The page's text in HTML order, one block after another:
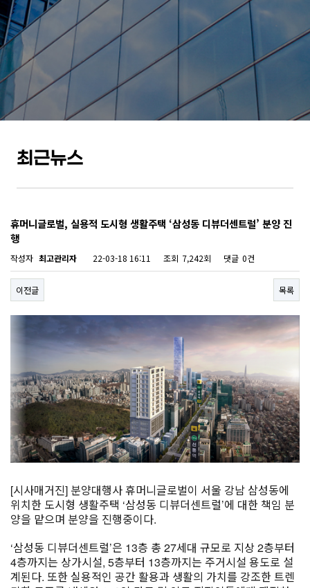
최근뉴스
휴머니글로벌, 실용적 도시형 생활주택 ‘삼성동 디뷰더센트럴’ 분양 진
행
작성자 최고관리자 22-03-18 16:11 조회 7,242회 댓글 0건
이전글 목록
[시사매거진] 분양대행사 휴머니글로벌이 서울 강남 삼성동에
위치한 도시형 생활주택 ‘삼성동 디뷰더센트럴’에 대한 책임 분
양을 맡으며 분양을 진행중이다.
‘삼성동 디뷰더센트럴’은 13층 총 27세대 규모로 지상 2층부터
4층까지는 상가시설, 5층부터 13층까지는 주거시설 용도로 설
계된다. 또한 실용적인 공간 활용과 생활의 가치를 강조한 트렌